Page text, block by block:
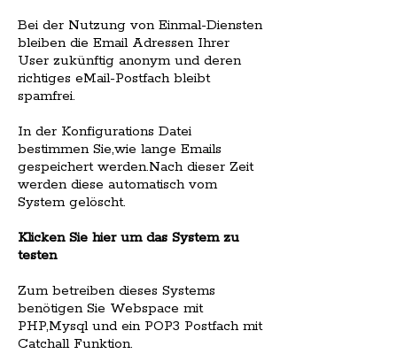
Bei der Nutzung von Einmal-Diensten
bleiben die Email Adressen Ihrer
User zukünftig anonym und deren
richtiges eMail-Postfach bleibt
spamfrei.
In der Konfigurations Datei
bestimmen Sie,wie lange Emails
gespeichert werden.Nach dieser Zeit
werden diese automatisch vom
System gelöscht.
Klicken Sie hier um das System zu
testen
Zum betreiben dieses Systems
benötigen Sie Webspace mit
PHP,Mysql und ein POP3 Postfach mit
Catchall Funktion.